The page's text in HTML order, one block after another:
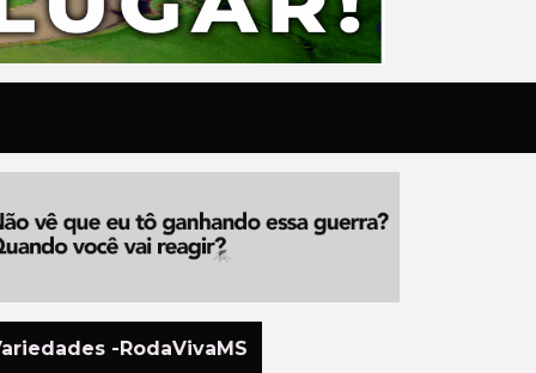
-RodaVivaMS